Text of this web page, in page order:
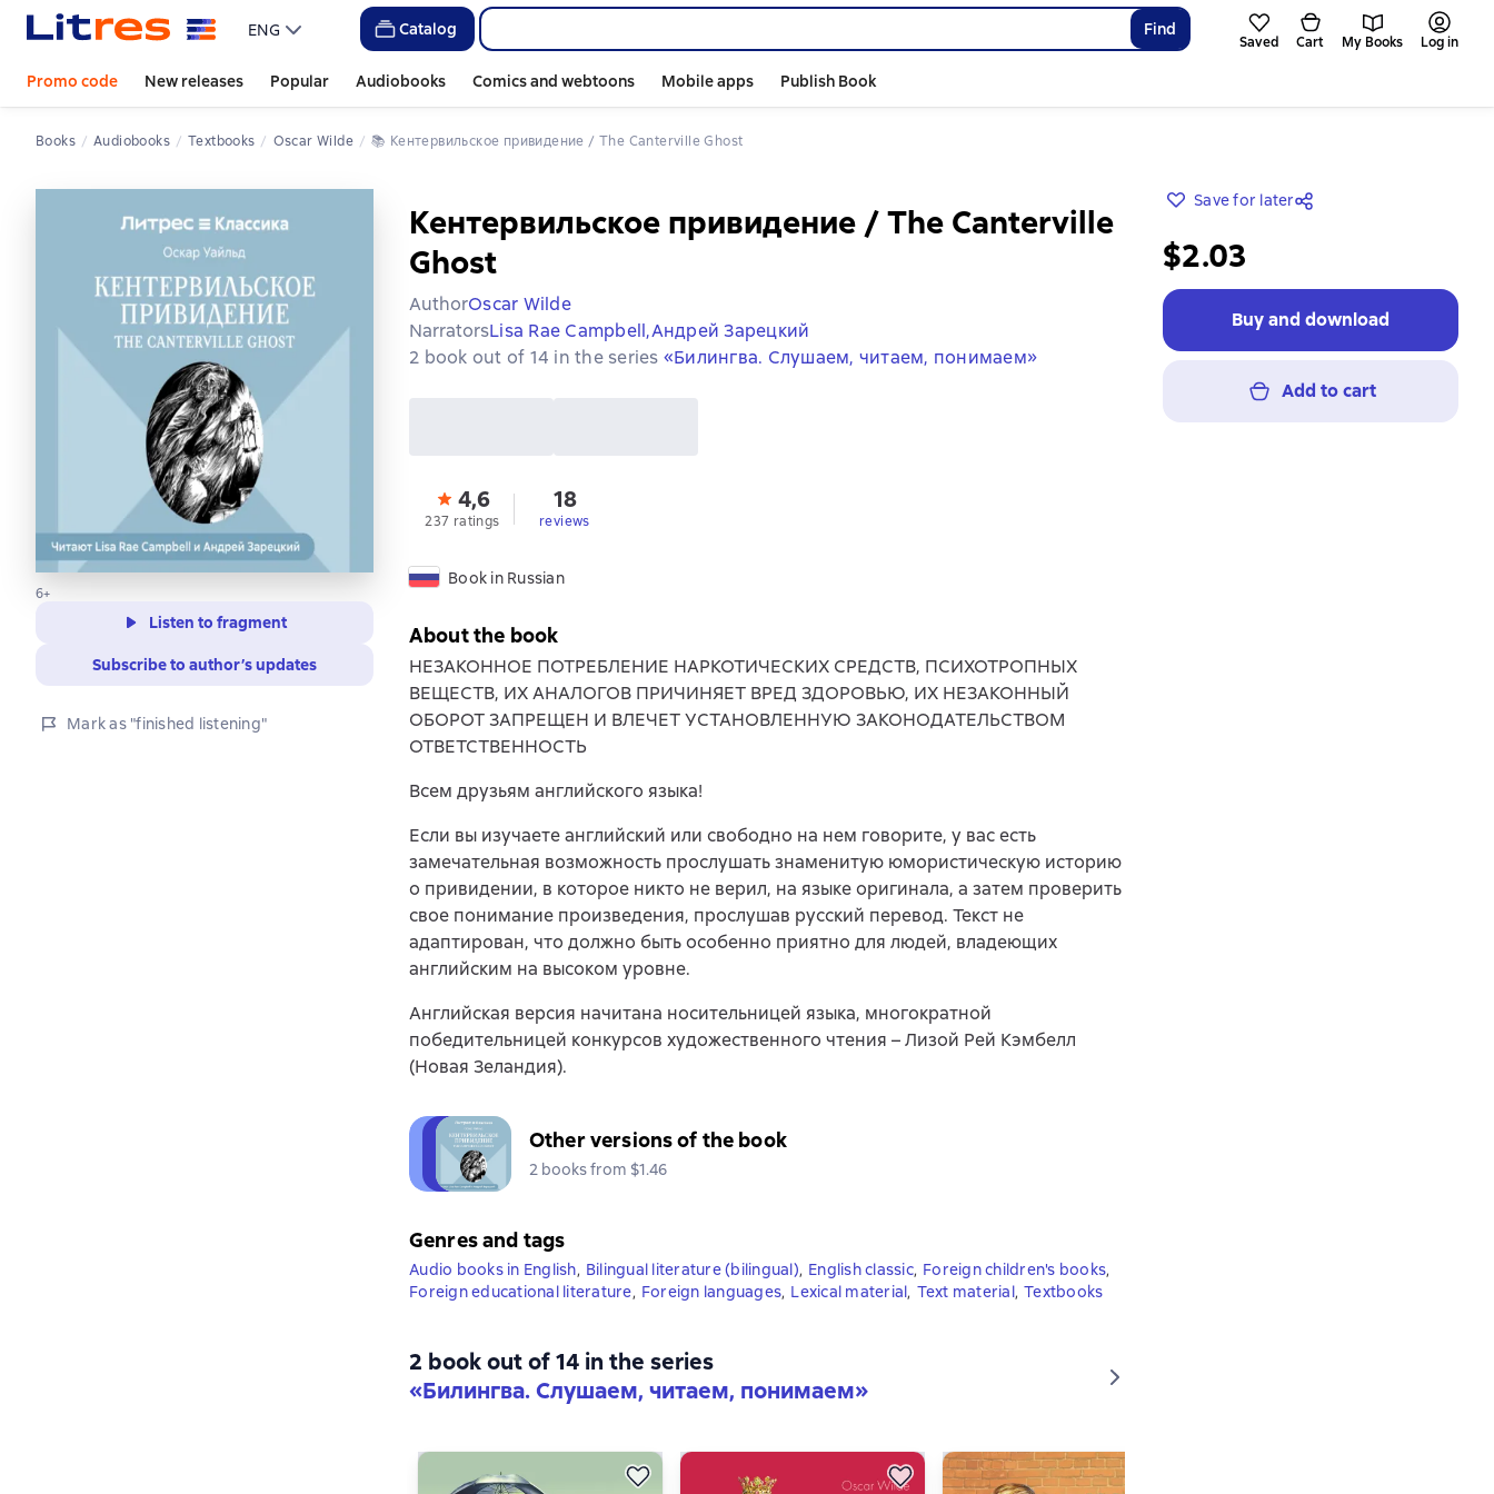
ENG Catalog Find
Saved Cart My Books Log in
Promo code New releases Popular Audiobooks Comics and webtoons Mobile apps Publish Book
Books Audiobooks Textbooks Oscar Wilde 📚 Кентервильское привидение / The Canterville Ghost
6+
Listen to fragment
Subscribe to author’s updates
Mark as "finished listening"
Кентервильское привидение / The Canterville
Ghost
AuthorOscar Wilde
NarratorsLisa Rae Campbell,Андрей Зарецкий
2 book out of 14 in the series «Билингва. Слушаем, читаем, понимаем»
4,6
237 ratings
18
reviews
Book in Russian
Save for later
$2.03
Buy and download
Add to cart
About the book
НЕЗАКОННОЕ ПОТРЕБЛЕНИЕ НАРКОТИЧЕСКИХ СРЕДСТВ, ПСИХОТРОПНЫХ
ВЕЩЕСТВ, ИХ АНАЛОГОВ ПРИЧИНЯЕТ ВРЕД ЗДОРОВЬЮ, ИХ НЕЗАКОННЫЙ
ОБОРОТ ЗАПРЕЩЕН И ВЛЕЧЕТ УСТАНОВЛЕННУЮ ЗАКОНОДАТЕЛЬСТВОМ
ОТВЕТСТВЕННОСТЬ
Всем друзьям английского языка!
Если вы изучаете английский или свободно на нем говорите, у вас есть
замечательная возможность прослушать знаменитую юмористическую историю
о привидении, в которое никто не верил, на языке оригинала, а затем проверить
свое понимание произведения, прослушав русский перевод. Текст не
адаптирован, что должно быть особенно приятно для людей, владеющих
английским на высоком уровне.
Английская версия начитана носительницей языка, многократной
победительницей конкурсов художественного чтения – Лизой Рей Кэмбелл
(Новая Зеландия).
Other versions of the book
2 books from $1.46
Genres and tags
Audio books in English, Bilingual literature (bilingual), English classic, Foreign children's books,
Foreign educational literature, Foreign languages, Lexical material, Text material, Textbooks
2 book out of 14 in the series
«Билингва. Слушаем, читаем, понимаем»